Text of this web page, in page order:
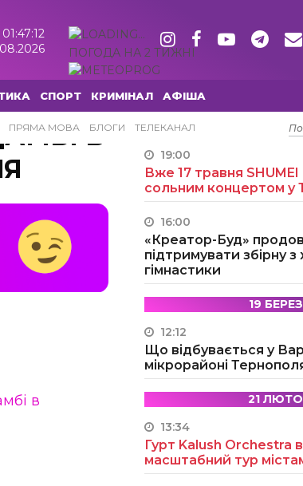
01:47:13
ПОГОДА НА 2 ТИЖНІ
СПОРТ КРИМІНАЛ АФІША
ПРЯМА МОВА БЛОГИ ТЕЛЕКАНАЛ
В
в
15
19:00
Вже 17 травня SHUMEI
сольним концертом у
16:00
«Креатор-Буд»
підтримувати збірну з
гімнастики
19
12:12
Що відбувається у
мікрорайоні
21
13:34
Гурт Kalush Orchestra
масштабний тур